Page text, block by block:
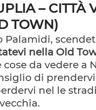
– CITTÀ
TOWN)
Palamidi,
nella Old
da vedere a
di
nel le